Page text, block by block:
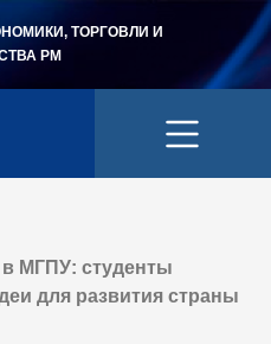
ТОРГОВЛИ И
РМ
в МГПУ: студенты
для развития страны